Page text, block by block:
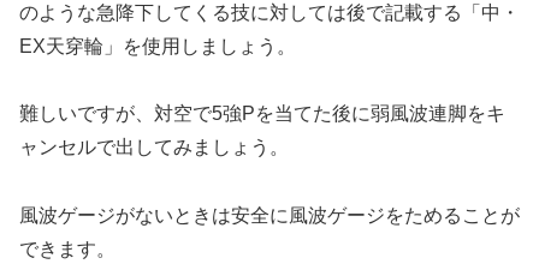
のような急降下してくる技に対しては後で記載する「中・
EX天穿輪」を使用しましょう。
難しいですが、対空で5強Pを当てた後に弱風波連脚をキ
ャンセルで出してみましょう。
風波ゲージがないときは安全に風波ゲージをためることが
できます。